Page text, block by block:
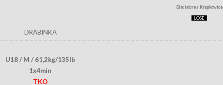
Gladiatores Krapkowice
LOSE
DRABINKA
U18 / M / 61,2kg/135lb
1x4min
TKO